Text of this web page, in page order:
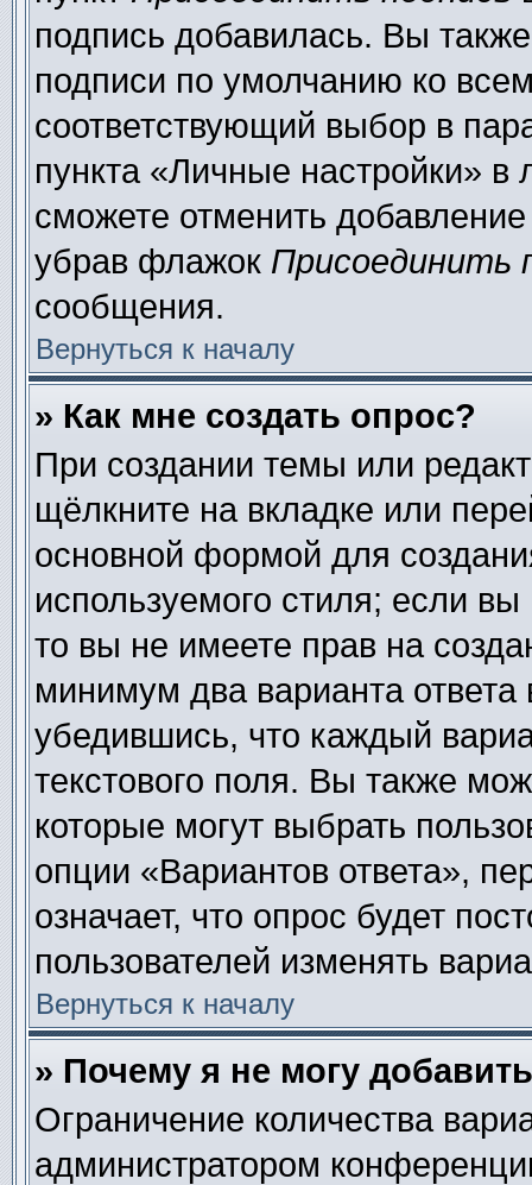
подпись добавилась. Вы
подписи по умолчанию ко
соответствующий выбор в
пункта «Личные настройки»
сможете отменить
убрав флажок Присоединить
сообщения.
Вернуться к началу
» Как мне создать опрос?
При создании темы или
щёлкните на вкладке или
основной формой для
используемого стиля; если
то вы не имеете прав на
минимум два варианта
убедившись, что каждый
текстового поля. Вы также
которые могут выбрать
опции «Вариантов ответа»,
означает, что опрос будет
пользователей изменять
Вернуться к началу
» Почему я не могу
Ограничение количества
администратором